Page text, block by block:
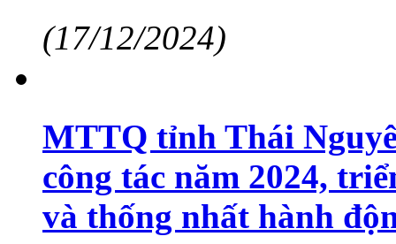
(17/12/2024)
MTTQ tỉnh Thái
công tác năm 2024,
và thống nhất hành